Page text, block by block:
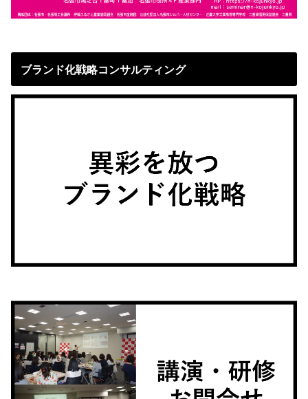
ブランド化戦略コンサルティング